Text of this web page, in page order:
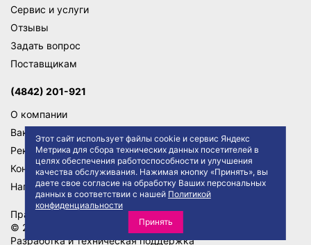
Этот сайт использует файлы cookie и сервис Яндекс
Метрика для сбора технических данных посетителей в
целях обеспечения работоспособности и улучшения
качества обслуживания. Нажимая кнопку «Принять», вы
даете свое согласие на обработку Ваших персональных
данных в соответствии с нашей Политикой
конфиденциальности
Принять
Сервис и услуги
Отзывы
Задать вопрос
Поставщикам
(4842) 201-921
О компании
Вакансии
Реквизиты
Контакты
Написать директору
Правила сайта
Политика конфиденциальности
© 2026 АО "ТД ТРАКТ"
Разработка и техническая поддержка